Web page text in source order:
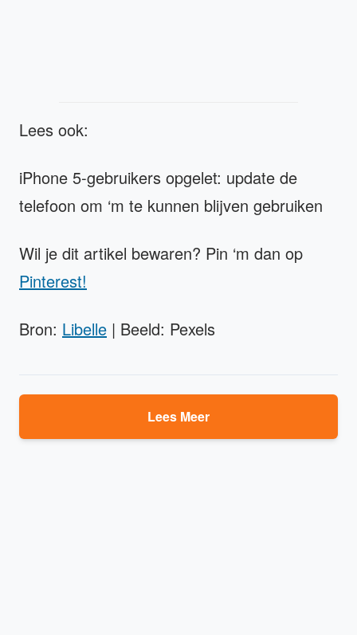
Lees ook:
iPhone 5-gebruikers opgelet: update de
telefoon om ‘m te kunnen blijven gebruiken
Wil je dit artikel bewaren? Pin ‘m dan op
Pinterest!
Bron: Libelle | Beeld: Pexels
Lees Meer